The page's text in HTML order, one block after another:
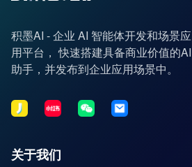
积墨AI - 企业 AI 智能体开发和场景应
用平台， 快速搭建具备商业价值的AI
助手，并发布到企业应用场景中。
关于我们